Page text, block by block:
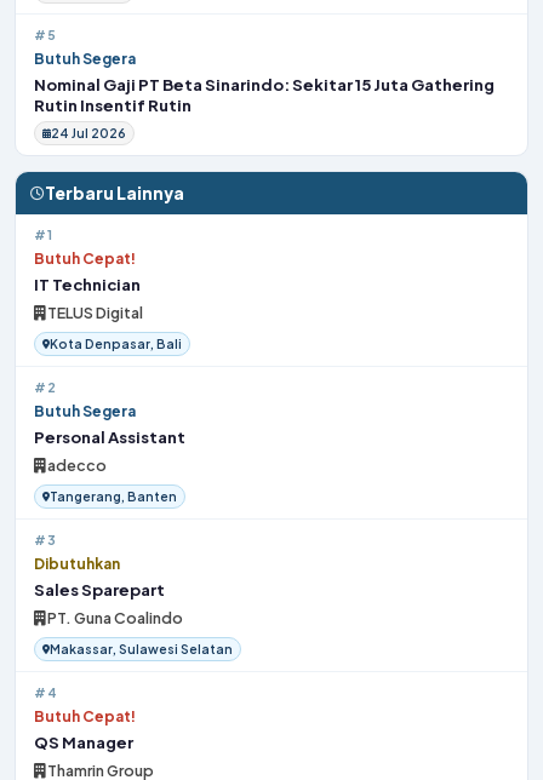
#5
Butuh Segera
Nominal Gaji PT Beta Sinarindo: Sekitar 15 Juta Gathering
Rutin Insentif Rutin
24 Jul 2026
Terbaru Lainnya
#1
Butuh Cepat!
IT Technician
TELUS Digital
Kota Denpasar, Bali
#2
Butuh Segera
Personal Assistant
adecco
Tangerang, Banten
#3
Dibutuhkan
Sales Sparepart
PT. Guna Coalindo
Makassar, Sulawesi Selatan
#4
Butuh Cepat!
QS Manager
Thamrin Group